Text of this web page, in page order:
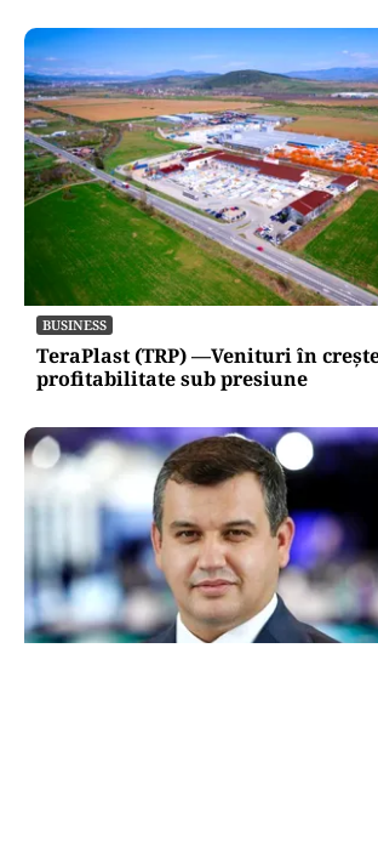
BUSINESS
TeraPlast (TRP) —Venituri în
profitabilitate sub presiune